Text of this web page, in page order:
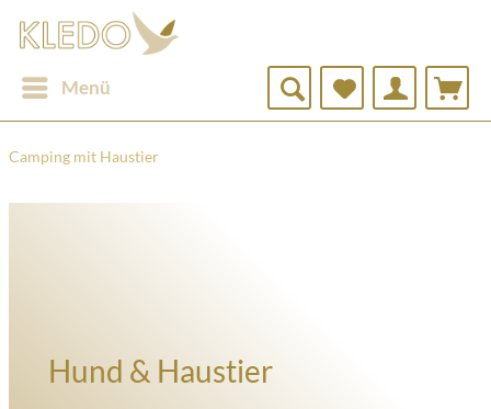
Menü
Camping mit Haustier
Hund & Haustier